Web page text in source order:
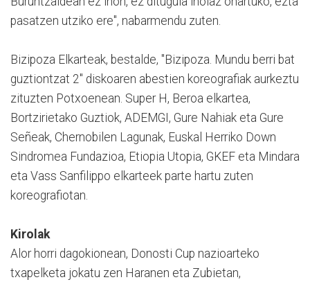
pasatzen utziko ere", nabarmendu zuten.
Bizipoza Elkarteak, bestalde, "Bizipoza. Mundu berri bat
guztiontzat 2" diskoaren abestien koreografiak aurkeztu
zituzten Potxoenean. Super H, Beroa elkartea,
Bortzirietako Guztiok, ADEMGI, Gure Nahiak eta Gure
Señeak, Chernobilen Lagunak, Euskal Herriko Down
Sindromea Fundazioa, Etiopia Utopia, GKEF eta Mindara
eta Vass Sanfilippo elkarteek parte hartu zuten
koreografiotan.
Kirolak
Alor horri dagokionean, Donosti Cup nazioarteko
txapelketa jokatu zen Haranen eta Zubietan,